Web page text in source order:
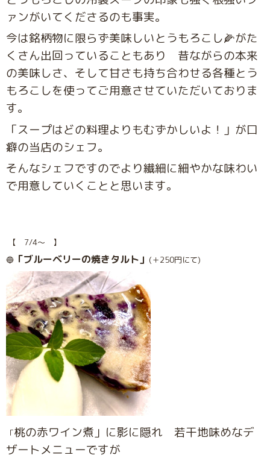
ァンがいてくださるのも事実。
今は銘柄物に限らず美味しいとうもろこし🌽がた
くさん出回っていることもあり 昔ながらの本来
の美味しさ、そして甘さも持ち合わせる各種とう
もろこしを使ってご用意させていただいておりま
す。
「スープはどの料理よりもむずかしいよ！」が口
癖の当店のシェフ。
そんなシェフですのでより繊細に細やかな味わい
で用意していくことと思います。
【 7/4〜 】
🔵 「ブルーベリーの焼きタルト」 (＋250円にて)
「桃の赤ワイン煮」に影に隠れ 若干地味めなデ
ザートメニューですが